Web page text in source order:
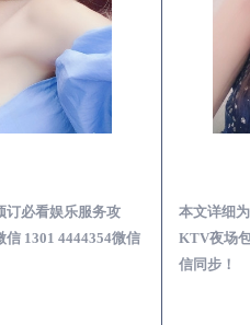
订必看娱乐服务攻
1301 4444354微信
本文详细
KTV夜场
信同步！